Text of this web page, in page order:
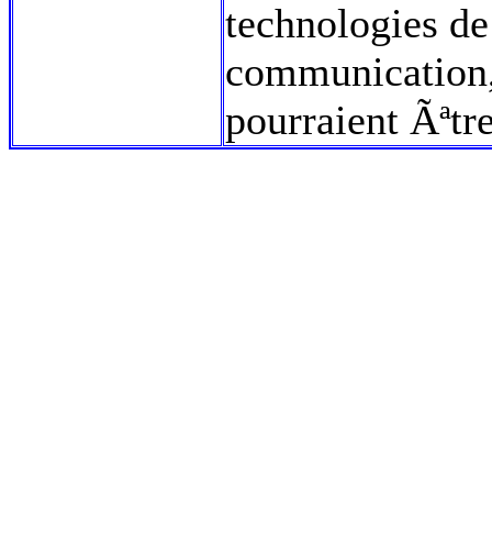
technologies
pourraient